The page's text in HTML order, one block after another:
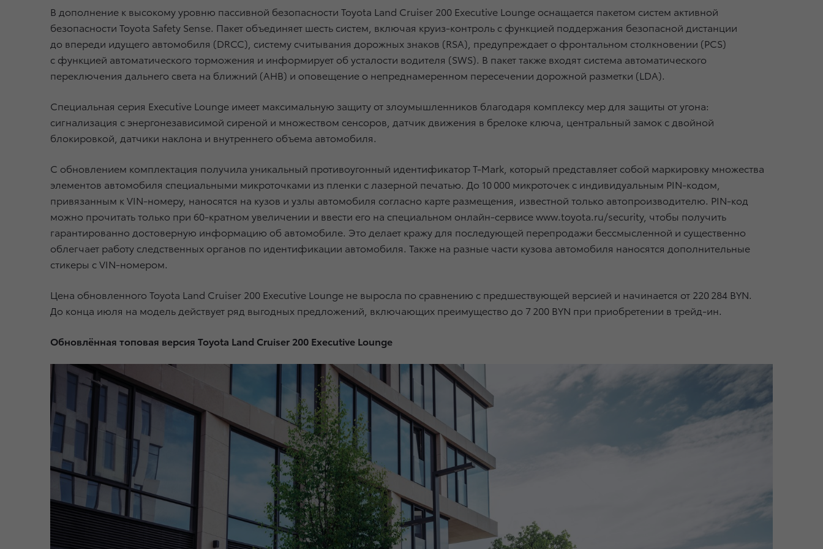
В дополнение к высокому уровню пассивной безопасности Toyota Land Cruiser 200 Executive Lounge оснащается пакетом систем активной
безопасности Toyota Safety Sense. Пакет объединяет шесть систем, включая круиз-контроль с функцией поддержания безопасной дистанции
до впереди идущего автомобиля (DRCC), систему считывания дорожных знаков (RSA), предупреждает о фронтальном столкновении (PCS)
с функцией автоматического торможения и информирует об усталости водителя (SWS). В пакет также входят система автоматического
переключения дальнего света на ближний (AHB) и оповещение о непреднамеренном пересечении дорожной разметки (LDA).
Специальная серия Executive Lounge имеет максимальную защиту от злоумышленников благодаря комплексу мер для защиты от угона:
сигнализация с энергонезависимой сиреной и множеством сенсоров, датчик движения в брелоке ключа, центральный замок с двойной
блокировкой, датчики наклона и внутреннего объема автомобиля.
С обновлением комплектация получила уникальный противоугонный идентификатор T-Mark, который представляет собой маркировку множества
элементов автомобиля специальными микроточками из пленки с лазерной печатью. До 10 000 микроточек с индивидуальным PIN-кодом,
привязанным к VIN-номеру, наносятся на кузов и узлы автомобиля согласно карте размещения, известной только автопроизводителю. PIN-код
можно прочитать только при 60-кратном увеличении и ввести его на специальном онлайн-сервисе www.toyota.ru/security, чтобы получить
гарантированно достоверную информацию об автомобиле. Это делает кражу для последующей перепродажи бессмысленной и существенно
облегчает работу следственных органов по идентификации автомобиля. Также на разные части кузова автомобиля наносятся дополнительные
стикеры с VIN-номером.
Цена обновленного Toyota Land Cruiser 200 Executive Lounge не выросла по сравнению с предшествующей версией и начинается от 220 284 BYN.
До конца июля на модель действует ряд выгодных предложений, включающих преимущество до 7 200 BYN при приобретении в трейд-ин.
Обновлённая топовая версия Toyota Land Cruiser 200 Executive Lounge